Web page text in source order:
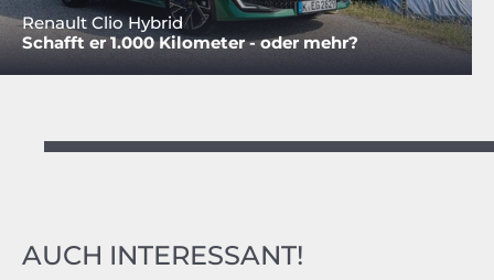
Renault Clio Hybrid
Schafft er 1.000 Kilometer - oder mehr?
AUCH INTERESSANT!